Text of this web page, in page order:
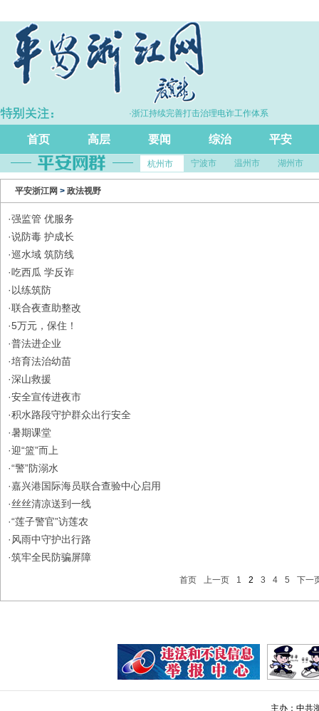
长5.7% ·浙江持续完善打击治理电诈工作体系
首页 高层 要闻 综治 平安
杭州市 宁波市 温州市 湖州市
平安浙江网 > 政法视野
·强监管 优服务
·说防毒 护成长
·巡水域 筑防线
·吃西瓜 学反诈
· 以练筑防
·联合夜查助整改
·5万元，保住！
·普法进企业
·培育法治幼苗
·深山救援
·安全宣传进夜市
·积水路段守护群众出行安全
·暑期课堂
·迎“篮”而上
·“警”防溺水
·嘉兴港国际海员联合查验中心启用
·丝丝清凉送到一线
·“莲子警官”访莲农
· 风雨中守护出行路
·筑牢全民防骗屏障
首页 上一页 1 2 3 4 5 下一
主办：中共